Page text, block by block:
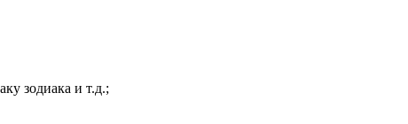
зодиака и т.д.;